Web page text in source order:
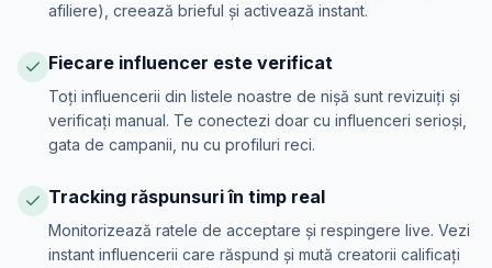
afiliere), creează brieful și activează instant.
Fiecare influencer este verificat
Toți influencerii din listele noastre de nișă sunt revizuiți și
verificați manual. Te conectezi doar cu influenceri serioși,
gata de campanii, nu cu profiluri reci.
Tracking răspunsuri în timp real
Monitorizează ratele de acceptare și respingere live. Vezi
instant influencerii care răspund și mută creatorii calificați